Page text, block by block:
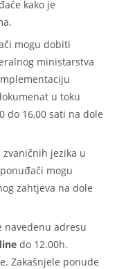
kako je
mogu dobiti
ministarstva
u toku
do 16,00 sati na dole
jezika u
mogu
zahtjeva na dole
navedenu adresu
do 12.00h.
Zakašnjele ponude